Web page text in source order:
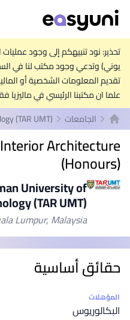
تحذير: نود تنبيهكم إلى وجود
يوني) وتدعي وجود مكتب لنا في
تقديم المعلومات الشخصية أو
علما ان مكتبنا الرئيسي في ماليزيا
الصفحة الرئيسية
الجامعات (TAR UMT)
Architecture
(Honours)
University of
(TAR UMT)
Lumpur, Malaysia
حقائق أساسية
إحصائيات
المؤهلات
البكالوريوس